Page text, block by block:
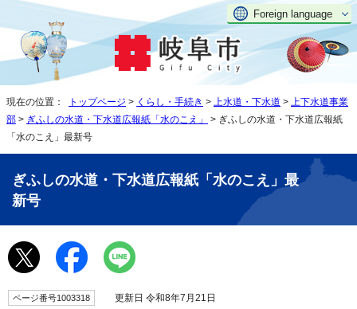
Foreign language
現在の位置： トップページ > くらし・手続き > 上水道・下水道 >
上下水道事業
部 > ぎふしの水道・下水道広報紙「水のこえ」
> ぎふしの水道・下水道広報紙
「水のこえ」最新号
ぎふしの水道・下水道広報紙「水のこえ」最
新号
ページ番号1003318 更新日 令和8年7月21日